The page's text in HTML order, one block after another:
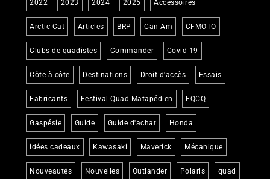
2022 2023 2024 2025 Accessoires
Arctic Cat Articles BRP Can-Am CFMOTO
Clubs de quadistes Commander Covid-19
Côte-à-côte Destinations Droit d'accès Essais
Fabricants Festival Quad Matapédien FQCQ
Gaspésie Guide Guide d'achat Honda
idées cadeaux Kawasaki Maverick Mécanique
Nouveautés Nouvelles Outlander Polaris quad